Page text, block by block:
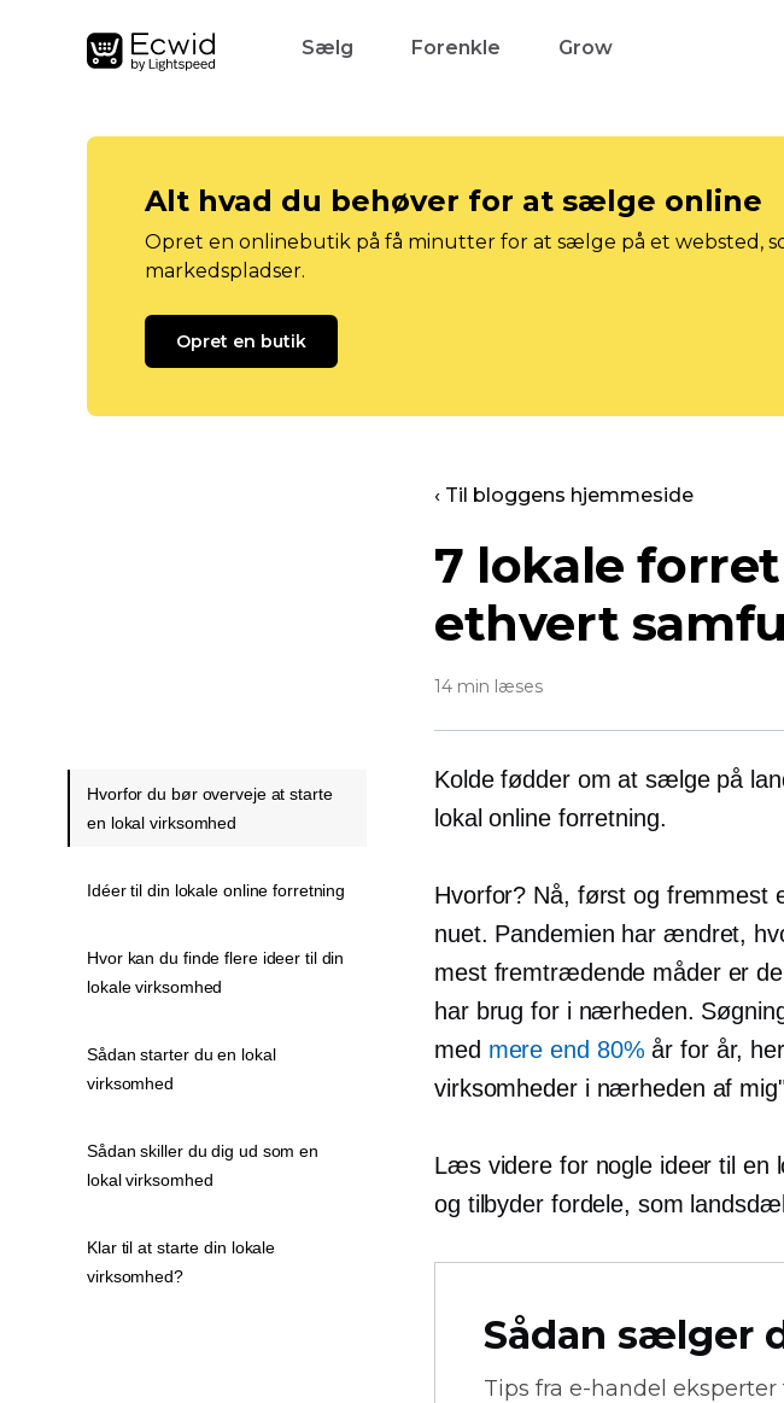
Sælg Forenkle Grow
Alt hvad du behøver for at sælge online
Opret en onlinebutik på få minutter for at sælge på et websted,
markedspladser.
Opret en butik
‹ Til bloggens hjemmeside
7 lokale
ethvert
14 min læses
Kolde fødder om at sælge på
lokal online forretning.
Hvorfor? Nå, først og fremmest
nuet. Pandemien har ændret,
mest fremtrædende måder er
har brug for i nærheden.
med mere end 80% år for år,
virksomheder i nærheden af
Læs videre for nogle ideer til en
og tilbyder fordele, som
Sådan sælger
Tips fra e-handel eksperter
Hvorfor du bør overveje at starte
en lokal virksomhed
Idéer til din lokale online forretning
Hvor kan du finde flere ideer til din
lokale virksomhed
Sådan starter du en lokal
virksomhed
Sådan skiller du dig ud som en
lokal virksomhed
Klar til at starte din lokale
virksomhed?